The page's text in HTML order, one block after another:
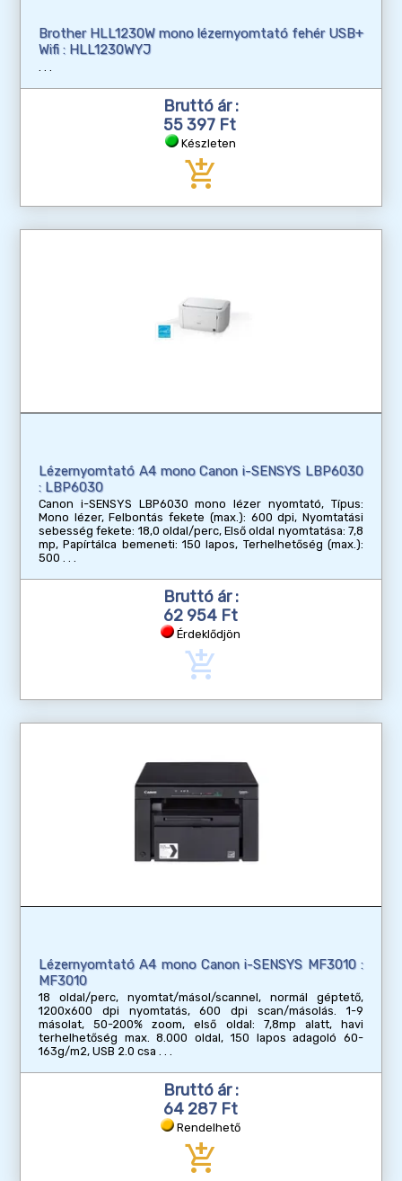
Brother HLL1230W mono lézernyomtató fehér USB+
Wifi : HLL1230WYJ
Bruttó ár :
55 397 Ft
Készleten
add_shopping_cart
Lézernyomtató A4 mono Canon i-SENSYS LBP6030
: LBP6030
Canon i-SENSYS LBP6030 mono lézer nyomtató, Típus:
Mono lézer, Felbontás fekete (max.): 600 dpi, Nyomtatási
sebesség fekete: 18,0 oldal/perc, Első oldal nyomtatása: 7,8
mp, Papírtálca bemeneti: 150 lapos, Terhelhetőség (max.):
500
Bruttó ár :
62 954 Ft
Érdeklődjön
add_shopping_cart
Lézernyomtató A4 mono Canon i-SENSYS MF3010 :
MF3010
18 oldal/perc, nyomtat/másol/scannel, normál géptető,
1200x600 dpi nyomtatás, 600 dpi scan/másolás. 1-9
másolat, 50-200% zoom, első oldal: 7,8mp alatt, havi
terhelhetőség max. 8.000 oldal, 150 lapos adagoló 60-
163g/m2, USB 2.0 csa
Bruttó ár :
64 287 Ft
Rendelhető
add_shopping_cart